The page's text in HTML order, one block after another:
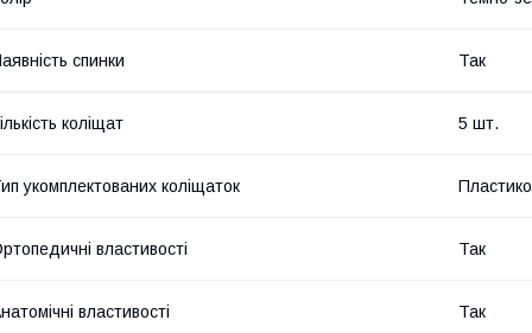
спинки Так
коліщат 5 шт.
укомплектованих коліщаток
властивості Так
властивості Так